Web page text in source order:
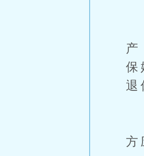
保
退
方